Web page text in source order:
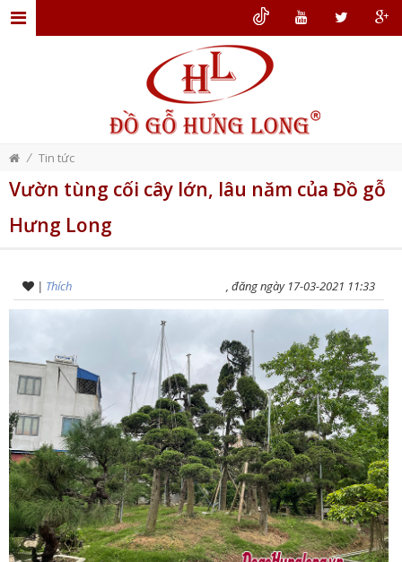
ĐỒ
GỖ
NỘI
THIẾT
KẾ
THẤT
DỊCH
VỤ
TIN
TỨC
HỆ
THỐNG
/ Tin tức
Vườn tùng cối cây lớn, lâu năm của Đồ gỗ
Hưng Long
| Thích , đăng ngày 17-03-2021 11:33